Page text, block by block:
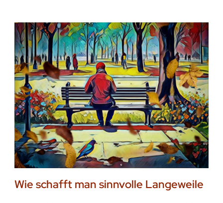
Wie schafft man sinnvolle Langeweile